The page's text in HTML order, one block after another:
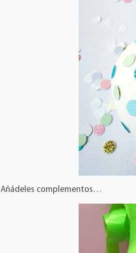
Añádeles complementos…